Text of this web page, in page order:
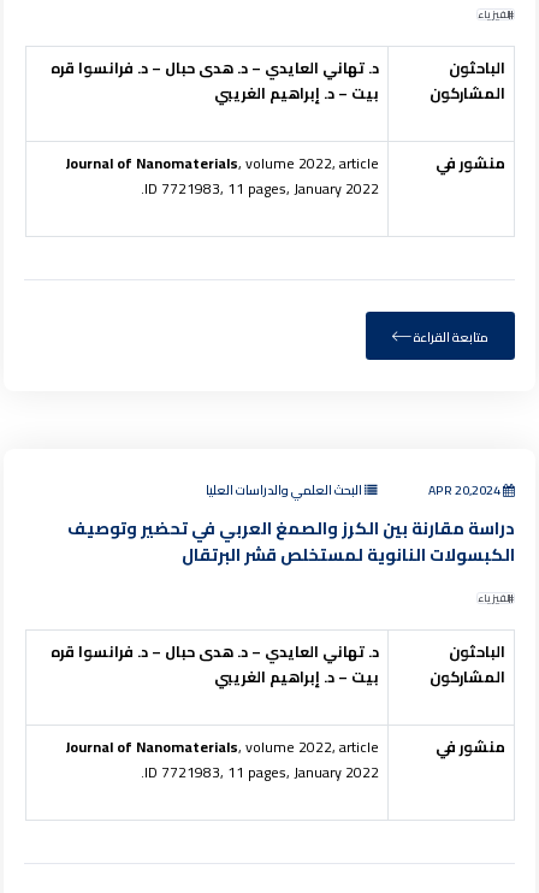
الفيزياء
الباحثون
المشاركون
د. تهاني العايدي – د. هدى حبال – د. فرانسوا قره
بيت – د. إبراهيم الغريبي
منشور في Journal of Nanomaterials, volume 2022, article
ID 7721983, 11 pages, January 2022.
متابعة القراءة
APR 20,2024 البحث العلمي والدراسات العليا
دراسة مقارنة بين الكرز والصمغ العربي في تحضير وتوصيف
الكبسولات النانوية لمستخلص قشر البرتقال
الفيزياء
الباحثون
المشاركون
د. تهاني العايدي – د. هدى حبال – د. فرانسوا قره
بيت – د. إبراهيم الغريبي
منشور في Journal of Nanomaterials, volume 2022, article
ID 7721983, 11 pages, January 2022.